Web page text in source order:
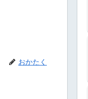
おかたく